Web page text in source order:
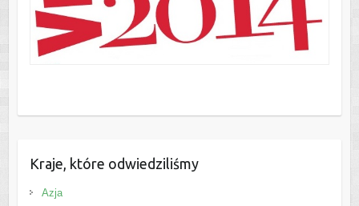
Kraje, które odwiedziliśmy
Azja